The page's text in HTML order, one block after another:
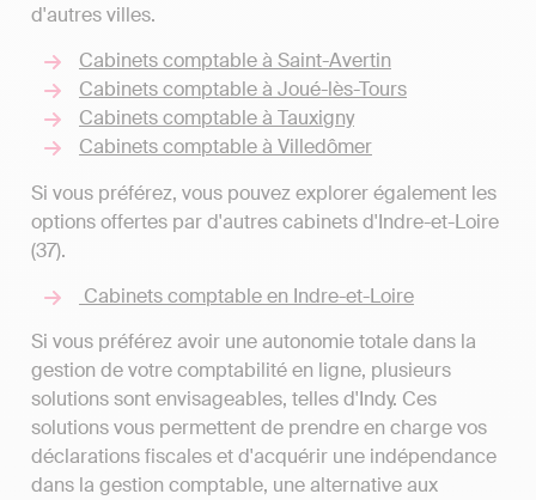
d'autres villes.
Cabinets comptable à Saint-Avertin
Cabinets comptable à Joué-lès-Tours
Cabinets comptable à Tauxigny
Cabinets comptable à Villedômer
Si vous préférez, vous pouvez explorer également les
options offertes par d'autres cabinets d'Indre-et-Loire
(37).
Cabinets comptable en Indre-et-Loire
Si vous préférez avoir une autonomie totale dans la
gestion de votre comptabilité en ligne, plusieurs
solutions sont envisageables, telles d'Indy. Ces
solutions vous permettent de prendre en charge vos
déclarations fiscales et d'acquérir une indépendance
dans la gestion comptable, une alternative aux